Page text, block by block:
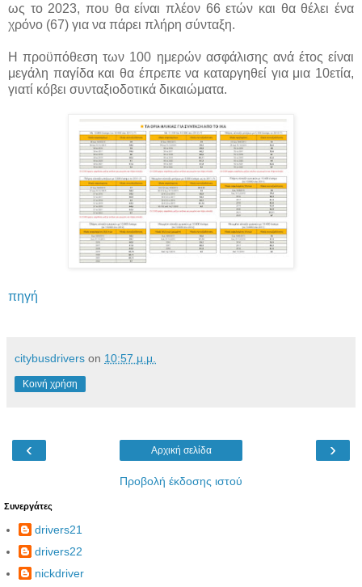
ως το 2023, που θα είναι πλέον 66 ετών και θα θέλει ένα
χρόνο (67) για να πάρει πλήρη σύνταξη.
Η προϋπόθεση των 100 ημερών ασφάλισης ανά έτος είναι
μεγάλη παγίδα και θα έπρεπε να καταργηθεί για μια 10ετία,
γιατί κόβει συνταξιοδοτικά δικαιώματα.
πηγή
citybusdrivers on 10:57 μ.μ.
Κοινή χρήση
‹ ›
Αρχική σελίδα
Προβολή έκδοσης ιστού
Συνεργάτες
drivers21
drivers22
nickdriver